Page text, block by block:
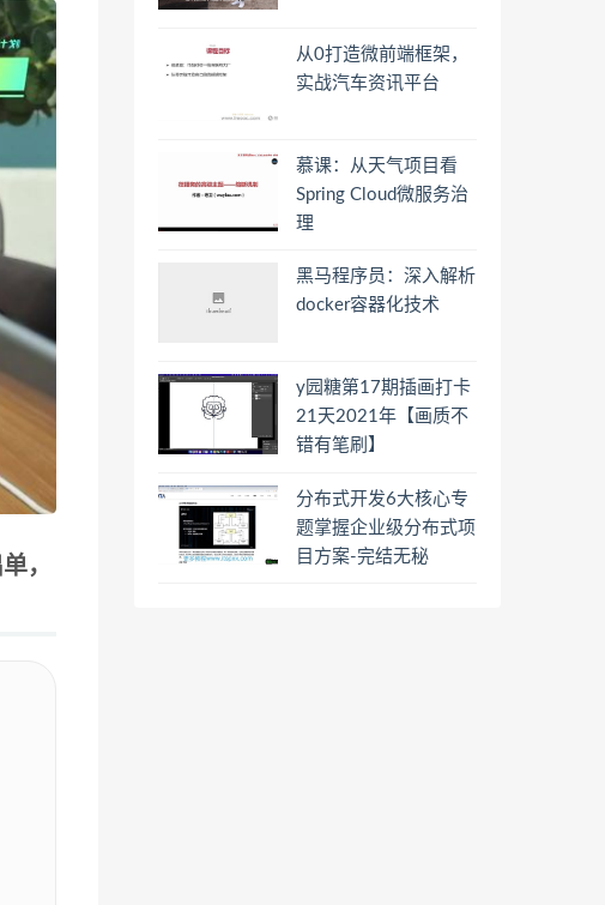
，
从0打造微前端框架，
实战汽车资讯平台
慕课：从天气项目看
Spring Cloud微服务治
理
黑马程序员：深入解析
docker容器化技术
y园糖第17期插画打卡
21天2021年【画质不
错有笔刷】
分布式开发6大核心专
题掌握企业级分布式项
目方案-完结无秘